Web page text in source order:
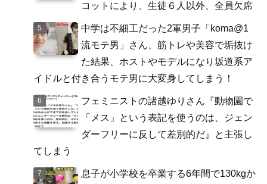
コットにより、生徒６人以外、全員欠席
中学は不細工だった2軍男子「koma@1
流モテ男」さん、筋トレや美容で垢抜け
た結果、ホストやモデルになり坂道系ア
イドルと付き合うモテ男に大変身してしまう！
フェミニストの諸越ゆりさん『動物園で
「メス」という表記を使うのは、ジェン
ダーフリーに反して差別的だ』と主張し
てしまう
息子が小学校を卒業する6年間で130kgか